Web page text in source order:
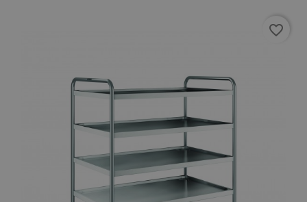
favorite_border